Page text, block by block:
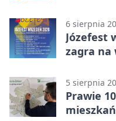
6 sierpnia
Józefest
zagra na
5 sierpnia
Prawie